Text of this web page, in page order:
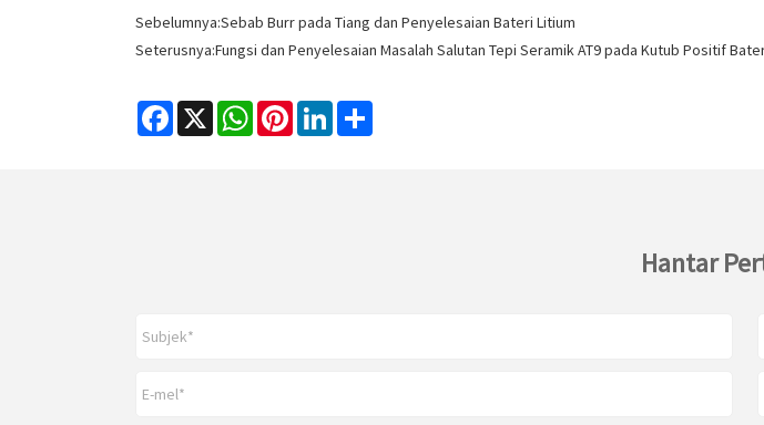
Sebelumnya:Sebab Burr pada Tiang dan Penyelesaian Bateri Litium
Seterusnya:Fungsi dan Penyelesaian Masalah Salutan Tepi Seramik AT9 pada Kutub Positif
Facebook
X WhatsAppPinterestLinkedIn
Hantar